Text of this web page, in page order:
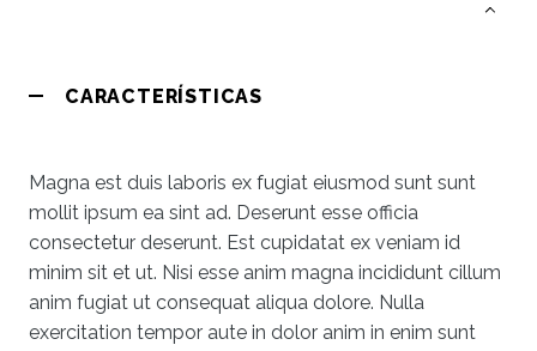
CARACTERÍSTICAS
Magna est duis laboris ex fugiat eiusmod sunt sunt
mollit ipsum ea sint ad. Deserunt esse officia
consectetur deserunt. Est cupidatat ex veniam id
minim sit et ut. Nisi esse anim magna incididunt cillum
anim fugiat ut consequat aliqua dolore. Nulla
exercitation tempor aute in dolor anim in enim sunt